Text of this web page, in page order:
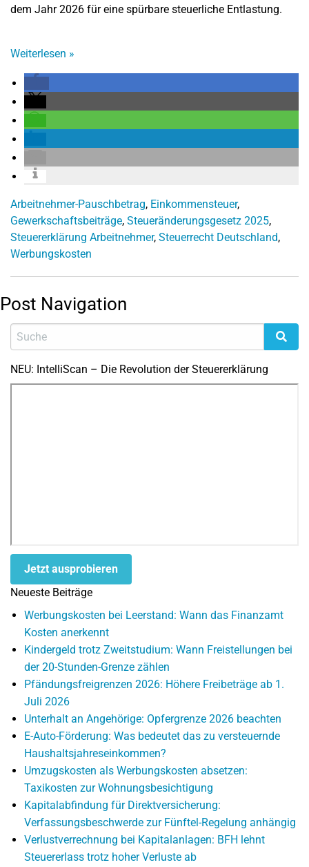
dem Jahr 2026 für eine spürbare steuerliche Entlastung.
Weiterlesen »
Arbeitnehmer-Pauschbetrag, Einkommensteuer,
Gewerkschaftsbeiträge, Steueränderungsgesetz 2025,
Steuererklärung Arbeitnehmer, Steuerrecht Deutschland,
Werbungskosten
Post Navigation
NEU: IntelliScan – Die Revolution der Steuererklärung
Jetzt ausprobieren
Neueste Beiträge
Werbungskosten bei Leerstand: Wann das Finanzamt
Kosten anerkennt
Kindergeld trotz Zweitstudium: Wann Freistellungen bei
der 20-Stunden-Grenze zählen
Pfändungsfreigrenzen 2026: Höhere Freibeträge ab 1.
Juli 2026
Unterhalt an Angehörige: Opfergrenze 2026 beachten
E-Auto-Förderung: Was bedeutet das zu versteuernde
Haushaltsjahreseinkommen?
Umzugskosten als Werbungskosten absetzen:
Taxikosten zur Wohnungsbesichtigung
Kapitalabfindung für Direktversicherung:
Verfassungsbeschwerde zur Fünftel-Regelung anhängig
Verlustverrechnung bei Kapitalanlagen: BFH lehnt
Steuererlass trotz hoher Verluste ab